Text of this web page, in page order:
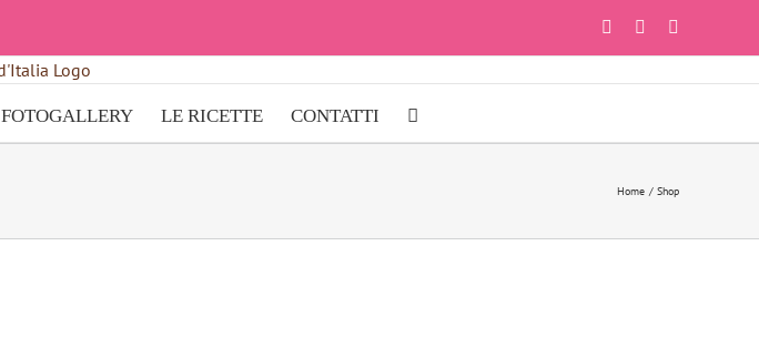
FacebookInstagram
FOTOGALLERY LE RICETTE CONTATTI
Home Shop